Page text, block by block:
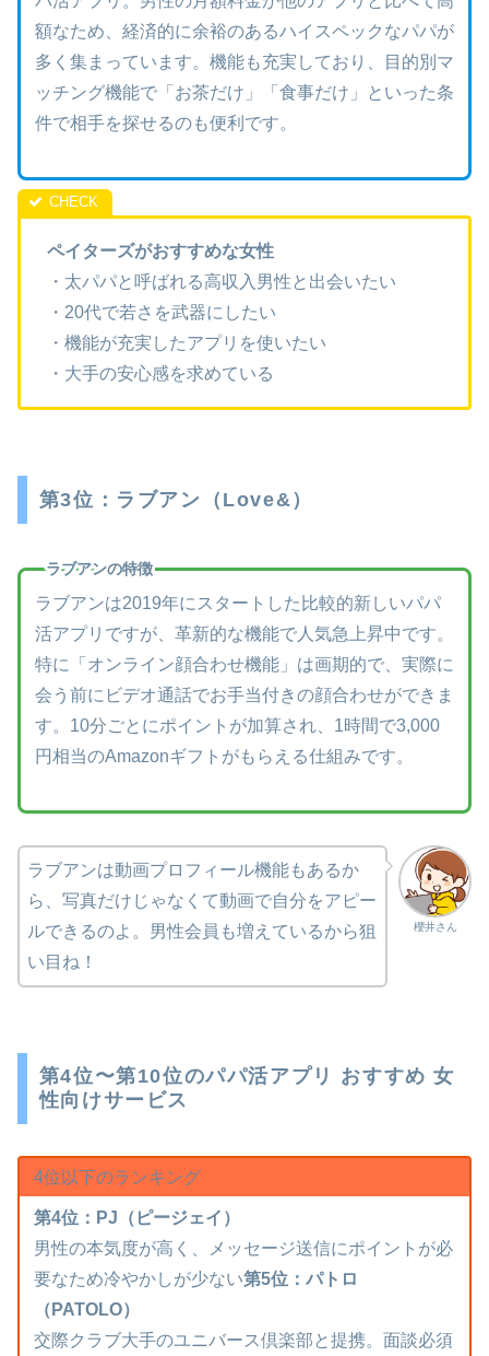
額なため、経済的に余裕のあるハイスペックなパパが
多く集まっています。機能も充実しており、目的別マ
ッチング機能で「お茶だけ」「食事だけ」といった条
件で相手を探せるのも便利です。
ペイターズがおすすめな女性
・太パパと呼ばれる高収入男性と出会いたい
・20代で若さを武器にしたい
・機能が充実したアプリを使いたい
・大手の安心感を求めている
第3位：ラブアン（Love&）
ラブアンの特徴
ラブアンは2019年にスタートした比較的新しいパパ
活アプリですが、革新的な機能で人気急上昇中です。
特に「オンライン顔合わせ機能」は画期的で、実際に
会う前にビデオ通話でお手当付きの顔合わせができま
す。10分ごとにポイントが加算され、1時間で3,000
円相当のAmazonギフトがもらえる仕組みです。
櫻井さん
ラブアンは動画プロフィール機能もあるか
ら、写真だけじゃなくて動画で自分をアピー
ルできるのよ。男性会員も増えているから狙
い目ね！
第4位〜第10位のパパ活アプリ おすすめ 女
性向けサービス
4位以下のランキング
第4位：PJ（ピージェイ）
男性の本気度が高く、メッセージ送信にポイントが必
要なため冷やかしが少ない第5位：パトロ
（PATOLO）
交際クラブ大手のユニバース倶楽部と提携。面談必須